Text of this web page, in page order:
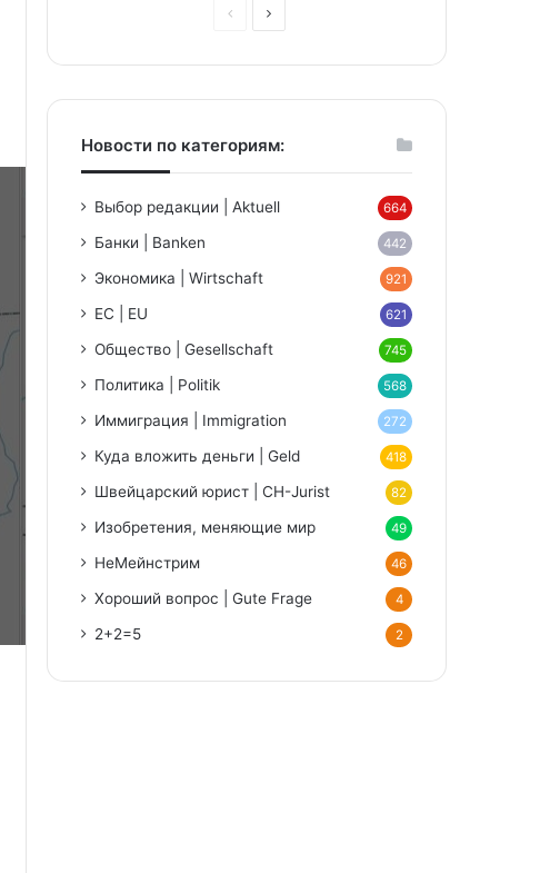
Предыдущая
Следующая
Новости по категориям:
Выбор редакции | Aktuell 664
Банки | Banken 442
Экономика | Wirtschaft 921
ЕС | EU 621
Общество | Gesellschaft 745
Политика | Politik 568
Иммиграция | Immigration 272
Куда вложить деньги | Geld 418
Швейцарский юрист | CH-Jurist 82
Изобретения, меняющие мир 49
НеМейнстрим 46
Хороший вопрос | Gute Frage 4
2+2=5 2